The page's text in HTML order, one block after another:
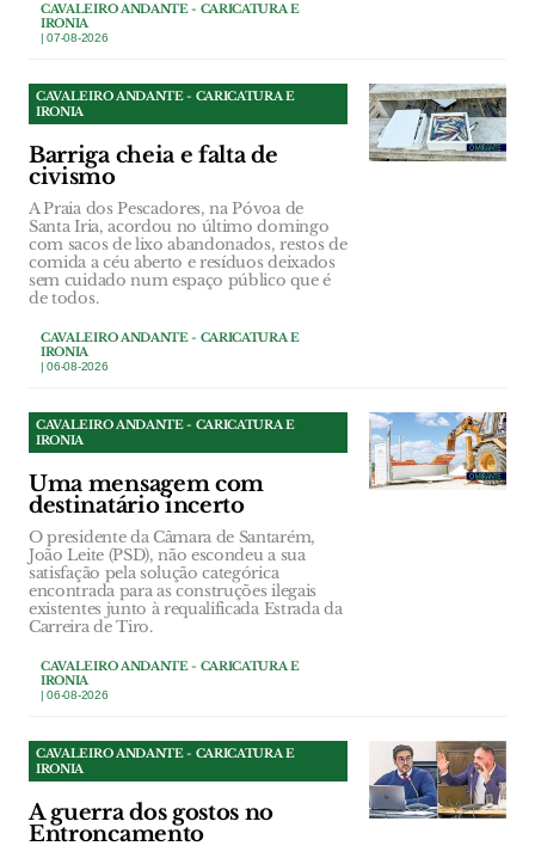
CAVALEIRO ANDANTE - CARICATURA E
IRONIA
| 07-08-2026
CAVALEIRO ANDANTE - CARICATURA E
IRONIA
Barriga cheia e falta de
civismo
A Praia dos Pescadores, na Póvoa de
Santa Iria, acordou no último domingo
com sacos de lixo abandonados, restos de
comida a céu aberto e resíduos deixados
sem cuidado num espaço público que é
de todos.
CAVALEIRO ANDANTE - CARICATURA E
IRONIA
| 06-08-2026
CAVALEIRO ANDANTE - CARICATURA E
IRONIA
Uma mensagem com
destinatário incerto
O presidente da Câmara de Santarém,
João Leite (PSD), não escondeu a sua
satisfação pela solução categórica
encontrada para as construções ilegais
existentes junto à requalificada Estrada da
Carreira de Tiro.
CAVALEIRO ANDANTE - CARICATURA E
IRONIA
| 06-08-2026
CAVALEIRO ANDANTE - CARICATURA E
IRONIA
A guerra dos gostos no
Entroncamento